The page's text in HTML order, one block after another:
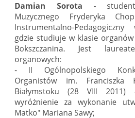
Damian Sorota - student
Muzycznego Fryderyka
Instrumentalno-Pedagogiczny
gdzie studiuje w klasie
Bokszczanina. Jest
organowych:
- II Ogólnopolskiego
Organistów im. Franciszka
Białymstoku (28 VIII
wyróżnienie za wykonanie
Matko" Mariana Sawy;